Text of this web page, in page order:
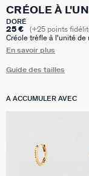
CRÉOLE À
DORÉ
25 € (+25 points
Créole trèfle à l'unité de
doré à l'or 750/1000e -
En savoir plus
Guide des tailles
A ACCUMULER AVEC